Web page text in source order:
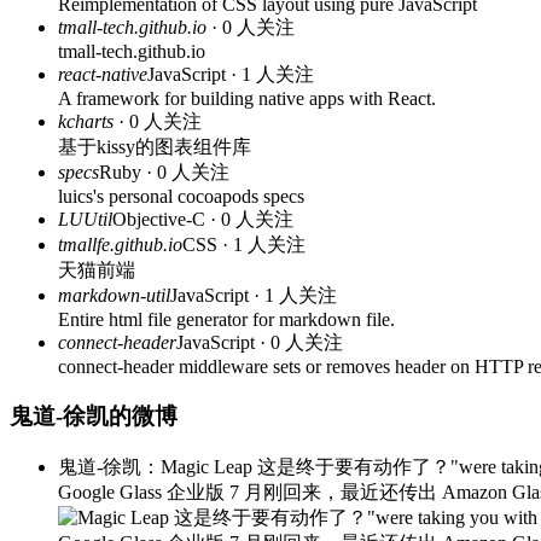
Reimplementation of CSS layout using pure JavaScript
tmall-tech.github.io · 0 人关注
tmall-tech.github.io
react-nativeJavaScript · 1 人关注
A framework for building native apps with React.
kcharts · 0 人关注
基于kissy的图表组件库
specsRuby · 0 人关注
luics's personal cocoapods specs
LUUtilObjective-C · 0 人关注
tmallfe.github.ioCSS · 1 人关注
天猫前端
markdown-utilJavaScript · 1 人关注
Entire html file generator for markdown file.
connect-headerJavaScript · 0 人关注
connect-header middleware sets or removes header on HTTP
鬼道-徐凯的微博
鬼道-徐凯：Magic Leap 这是终于要有动作了？"were
Google Glass 企业版 7 月刚回来，最近还传出 Amazon